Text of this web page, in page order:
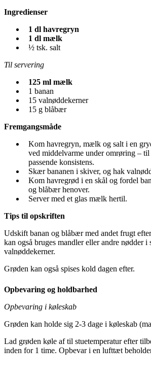
Ingredienser
1 dl havregryn
1 dl mælk
½ tsk. salt
Til servering
125 ml mælk
1 banan
15 valnøddekerner
15 g blåbær
Fremgangsmåde
Kom havregryn, mælk og salt i en
ved middelvarme under omrøring – til
passende konsistens.
Skær bananen i skiver, og hak
Kom havregrød i en skål og fordel
og blåbær henover.
Server med et glas mælk hertil.
Tips til opskriften
Udskift banan og blåbær med andet frugt
kan også bruges mandler eller andre nødder i
valnøddekerner.
Grøden kan også spises kold dagen efter.
Opbevaring og holdbarhed
Opbevaring i køleskab
Grøden kan holde sig 2-3 dage i køleskab
Lad grøden køle af til stuetemperatur efter
inden for 1 time. Opbevar i en lufttæt